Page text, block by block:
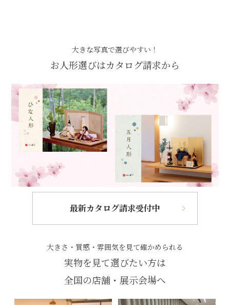
大きな写真で選びやすい！
お人形選びはカタログ請求から
最新カタログ請求受付中
大きさ・質感・雰囲気を見て確かめられる
実物を見て選びたい方は
全国の店舗・展示会場へ